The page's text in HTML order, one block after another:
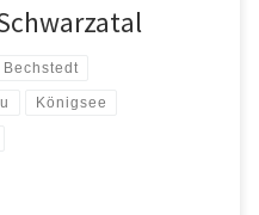
Bechstedt
Königsee